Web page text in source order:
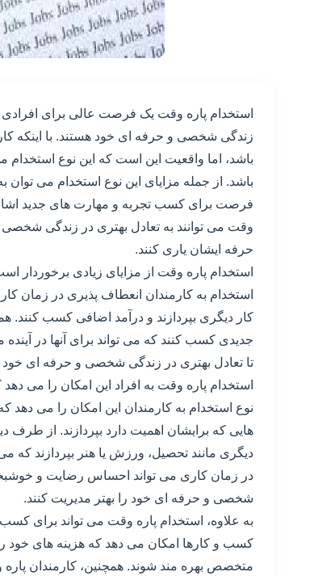
استخدام پاره وقت یک فرصت عالی برای
زندگی شخصی و حرفه ای خود هستند. با اینکه
باشد، اما واقعیت این است که این نوع استخدام
باشد. از جمله مزایای این نوع استخدام می
فرصت برای کسب تجربه و مهارت های جدید
وقت می توانند به تعادل بهتری در زندگی
حرفه ایشان یاری کنند.
استخدام پاره وقت از مزایای زیادی برخوردار
استخدام به کارمندان انعطاف پذیری در زمان
کار دیگری بپردازند و درآمد اضافی کسب کنند.
جدیدی کسب کنند که می تواند برای آنها در
تا تعادل بهتری در زندگی شخصی و حرفه ای خود
استخدام پاره وقت به افراد این امکان را می
نوع استخدام به کارمندان این امکان را می دهد
هایی که برایشان اهمیت دارد بپردازند. از طرف
دیگری مانند تحصیل، ورزش یا هنر بپردازند که
در زمان کاری می تواند احساس رضایت و
شخصی و حرفه ای خود را بهتر مدیریت کنند.
به علاوه، استخدام پاره وقت می تواند برای کسب
کسب و کارها امکان می دهد که هزینه های خود
متخصص بهره مند شوند. همچنین، کارمندان